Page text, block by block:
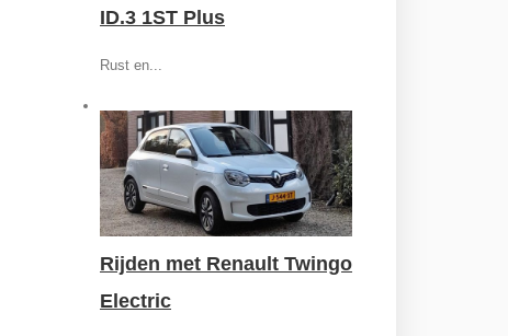
ID.3 1ST Plus
Rust en...
Rijden met Renault Twingo
Electric